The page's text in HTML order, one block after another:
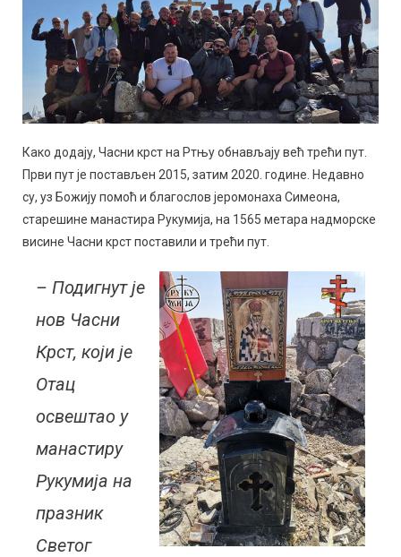
Како додају, Часни крст на Ртњу обнављају већ трећи пут.
Први пут је постављен 2015, затим 2020. године. Недавно
су, уз Божију помоћ и благослов јеромонаха Симеона,
старешине манастира Рукумија, на 1565 метара надморске
висине Часни крст поставили и трећи пут.
– Подигнут је
нов Часни
Крст, који је
Отац
освештао у
манастиру
Рукумија на
празник
Светог